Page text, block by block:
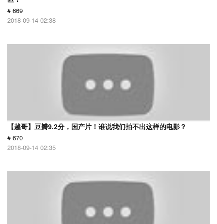
# 669
2018-09-14 02:38
【越哥】豆瓣9.2分，国产片！谁说我们拍不出这样的电影？
# 670
2018-09-14 02:35